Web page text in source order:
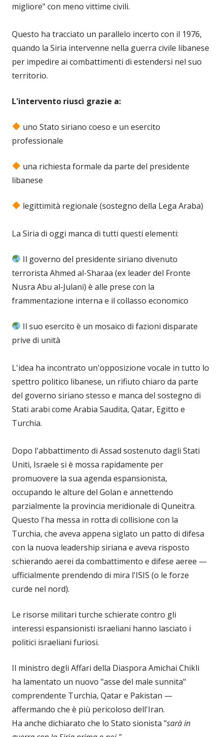
migliore" con meno vittime civili.
Questo ha tracciato un parallelo incerto con il 1976,
quando la Siria intervenne nella guerra civile libanese
per impedire ai combattimenti di estendersi nel suo
territorio.
L'intervento riuscì grazie a:
uno Stato siriano coeso e un esercito
professionale
una richiesta formale da parte del presidente
libanese
legittimità regionale (sostegno della Lega Araba)
La Siria di oggi manca di tutti questi elementi:
Il governo del presidente siriano divenuto
terrorista Ahmed al-Sharaa (ex leader del Fronte
Nusra Abu al-Julani) è alle prese con la
frammentazione interna e il collasso economico
Il suo esercito è un mosaico di fazioni disparate
prive di unità
L'idea ha incontrato un'opposizione vocale in tutto lo
spettro politico libanese, un rifiuto chiaro da parte
del governo siriano stesso e manca del sostegno di
Stati arabi come Arabia Saudita, Qatar, Egitto e
Turchia.
Dopo l'abbattimento di Assad sostenuto dagli Stati
Uniti, Israele si è mossa rapidamente per
promuovere la sua agenda espansionista,
occupando le alture del Golan e annettendo
parzialmente la provincia meridionale di Quneitra.
Questo l'ha messa in rotta di collisione con la
Turchia, che aveva appena siglato un patto di difesa
con la nuova leadership siriana e aveva risposto
schierando aerei da combattimento e difese aeree —
ufficialmente prendendo di mira l'ISIS (o le forze
curde nel nord).
Le risorse militari turche schierate contro gli
interessi espansionisti israeliani hanno lasciato i
politici israeliani furiosi.
Il ministro degli Affari della Diaspora Amichai Chikli
ha lamentato un nuovo "asse del male sunnita"
comprendente Turchia, Qatar e Pakistan —
affermando che è più pericoloso dell'Iran.
Ha anche dichiarato che lo Stato sionista "sarà in